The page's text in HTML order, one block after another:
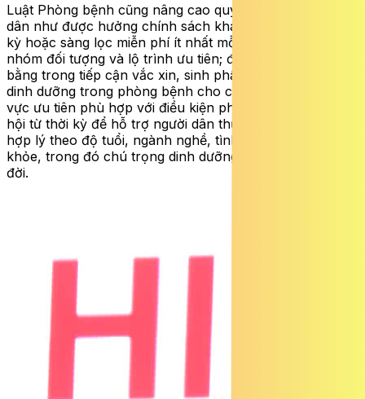
Luật Phòng bệnh cũng nâng cao quyền lợi của người
dân như được hưởng chính sách khám sức khỏe định
kỳ hoặc sàng lọc miễn phí ít nhất mỗi năm một lần theo
nhóm đối tượng và lộ trình ưu tiên; được bảo đảm công
bằng trong tiếp cận vắc xin, sinh phẩm; hỗ trợ thực hiện
dinh dưỡng trong phòng bệnh cho các đối tượng, khu
vực ưu tiên phù hợp với điều kiện phát triển kinh tế – xã
hội từ thời kỳ để hỗ trợ người dân thực hiện dinh dưỡng
hợp lý theo độ tuổi, ngành nghề, tình trạng sinh ký, sức
khỏe, trong đó chú trọng dinh dưỡng 1.000 ngày đầu
đời.